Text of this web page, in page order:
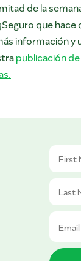
de la
que hace
información y
publicación